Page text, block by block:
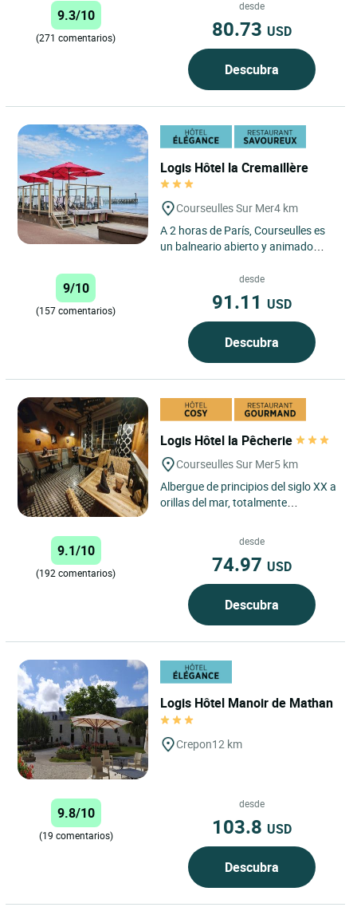
9.3/10
(271 comentarios)
desde
80.73 USD
Descubra
Logis Hôtel la Cremaillère
Courseulles Sur Mer4 km
A 2 horas de París, Courseulles es
un balneario abierto y animado
zona de las Playas...
9/10
(157 comentarios)
desde
91.11 USD
Descubra
Logis Hôtel la Pêcherie
Courseulles Sur Mer5 km
Albergue de principios del siglo XX a
orillas del mar, totalmente
con vigas de madera de...
9.1/10
(192 comentarios)
desde
74.97 USD
Descubra
Logis Hôtel Manoir de Mathan
Crepon12 km
9.8/10
(19 comentarios)
desde
103.8 USD
Descubra